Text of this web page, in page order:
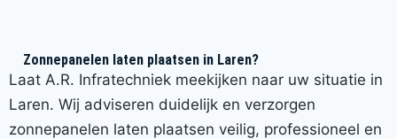
Zonnepanelen laten plaatsen in Laren?
Laat A.R. Infratechniek meekijken naar uw situatie in
Laren. Wij adviseren duidelijk en verzorgen
zonnepanelen laten plaatsen veilig, professioneel en